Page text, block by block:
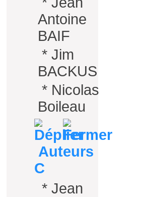
Antoine
BAIF
* Jim
BACKUS
* Nicolas
Boileau
Auteurs
C
* Jean